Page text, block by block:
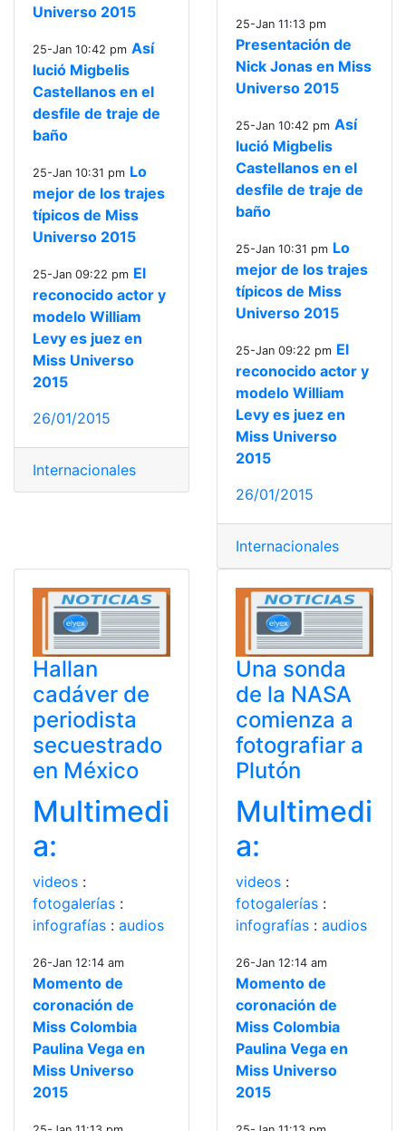
Universo 2015
25-Jan 10:42 pm Así
lució Migbelis
Castellanos en el
desfile de traje de
baño
25-Jan 10:31 pm Lo
mejor de los trajes
típicos de Miss
Universo 2015
25-Jan 09:22 pm El
reconocido actor y
modelo William
Levy es juez en
Miss Universo
2015
26/01/2015
Internacionales
25-Jan 11:13 pm
Presentación de
Nick Jonas en Miss
Universo 2015
25-Jan 10:42 pm Así
lució Migbelis
Castellanos en el
desfile de traje de
baño
25-Jan 10:31 pm Lo
mejor de los trajes
típicos de Miss
Universo 2015
25-Jan 09:22 pm El
reconocido actor y
modelo William
Levy es juez en
Miss Universo
2015
26/01/2015
Internacionales
Hallan
cadáver de
periodista
secuestrado
en México
Multimedi
a:
videos :
fotogalerías :
infografías : audios
26-Jan 12:14 am
Momento de
coronación de
Miss Colombia
Paulina Vega en
Miss Universo
2015
Una sonda
de la NASA
comienza a
fotografiar a
Plutón
Multimedi
a:
videos :
fotogalerías :
infografías : audios
26-Jan 12:14 am
Momento de
coronación de
Miss Colombia
Paulina Vega en
Miss Universo
2015